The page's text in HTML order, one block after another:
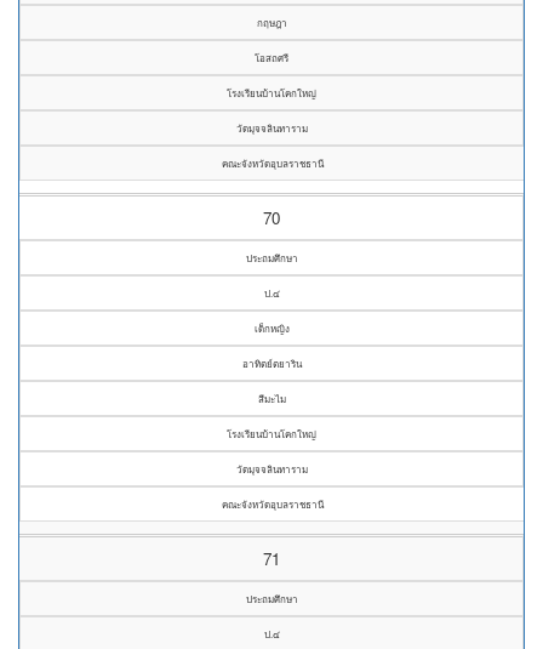
กฤษฎา
โอสถศรี
โรงเรียนบ้านโคกใหญ่
วัดมุจจลินทาราม
คณะจังหวัดอุบลราชธานี
70
ประถมศึกษา
ป.๔
เด็กหญิง
อาทิตย์ตยาริน
สีมะไม
โรงเรียนบ้านโคกใหญ่
วัดมุจจลินทาราม
คณะจังหวัดอุบลราชธานี
71
ประถมศึกษา
ป.๔